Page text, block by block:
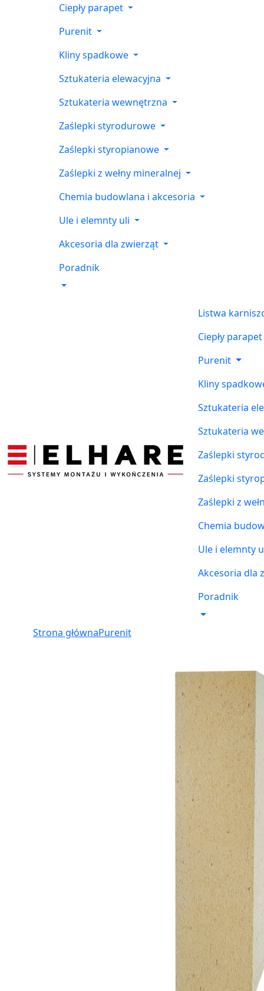
Ciepły parapet
Purenit
Kliny spadkowe
Sztukateria elewacyjna
Sztukateria wewnętrzna
Zaślepki styrodurowe
Zaślepki styropianowe
Zaślepki z wełny mineralnej
Chemia budowlana i akcesoria
Ule i elemnty uli
Akcesoria dla zwierząt
Poradnik
Listwa
Ciepły parapet
Purenit
Kliny
Sztukateria
Sztukateria
Zaślepki
Zaślepki
Zaślepki z
Chemia
Ule i elemnty
Akcesoria dla
Poradnik
Strona głównaPurenit